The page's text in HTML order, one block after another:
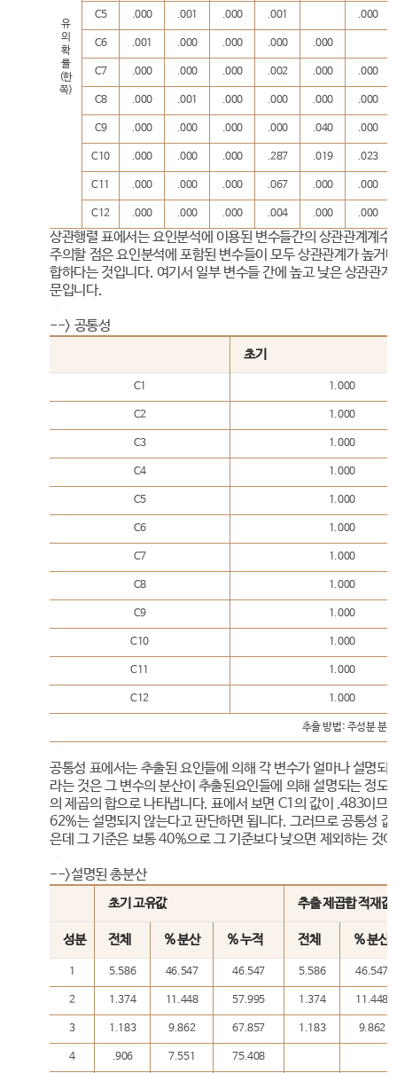
유
의
확
률
(한
쪽)
C5 .000 .001 .000 .001 .000
C6 .001 .000 .000 .000 .000
C7 .000 .000 .000 .002 .000 .000
C8 .000 .001 .000 .000 .000 .000
C9 .000 .000 .000 .000 .040 .000
C10 .000 .000 .000 .287 .019 .023
C11 .000 .000 .000 .067 .000 .000
C12 .000 .000 .000 .004 .000 .000
상관행렬 표에서는 요인분석에 이용된 변수들간의 상관관계계
주의할 점은 요인분석에 포함된 변수들이 모두 상관관계가 높거
합하다는 것입니다. 여기서 일부 변수들 간에 높고 낮은 상관관
문입니다.
--> 공통성
초기
C1 1.000
C2 1.000
C3 1.000
C4 1.000
C5 1.000
C6 1.000
C7 1.000
C8 1.000
C9 1.000
C10 1.000
C11 1.000
C12 1.000
추출 방법: 주성분 분
공통성 표에서는 추출된 요인들에 의해 각 변수가 얼마나 설명
라는 것은 그 변수의 분산이 추출된요인들에 의해 설명되는 정
의 제곱의 합으로 나타냅니다. 표에서 보면 C1의 값이 .483이므
62%는 설명되지 않는다고 판단하면 됩니다. 그러므로 공통성
은데 그 기준은 보통 40%으로 그 기준보다 낮으면 제외하는 것
-->설명된 총분산
초기 고유값 추출 제곱합 적재값
성분 전체 % 분산 % 누적 전체 % 분산
1 5.586 46.547 46.547 5.586 46.547
2 1.374 11.448 57.995 1.374 11.448
3 1.183 9.862 67.857 1.183 9.862
4 .906 7.551 75.408